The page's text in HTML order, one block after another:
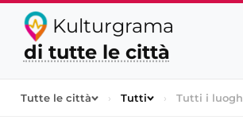
Kulturgrama
di tutte le città
Tutte le città › Tutti › Tutti i